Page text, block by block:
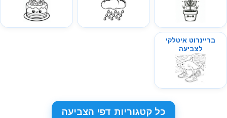
בריינרוט איטלקי
לצביעה
כל קטגוריות דפי הצביעה